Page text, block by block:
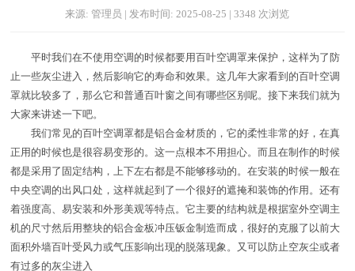
来源: 管理员 | 发布时间: 2025-08-25 | 3348 次浏览
平时我们在不使用空调的时候都要用百叶空调罩来保护，这样为了防
止一些灰尘进入，然后影响它的寿命和效果。这几年大家看到的百叶空调
罩就比较多了，那么它和普通百叶窗之间有哪些区别呢。接下来我们就为
大家来讲述一下吧。
我们常见的百叶空调罩都是铝合金材质的，它的柔性非常的好，在真
正用的时候也是很容易变形的。这一点根本不用担心。而且在制作的时候
都是采用了固定结构，上下左右都是不能够移动的。在安装的时候一般在
中央空调的出风口处，这样就起到了一个很好的遮掩和装饰的作用。还有
着强度高、易安装和外形美观等特点。它主要的结构就是根据室外空调主
机的尺寸然后用整块的铝合金板冲压钣金制造而成，很好的克服了以前大
面积外墙百叶受风力或气压影响出现的脱落现象。又可以防止空灰尘或者
有过多的灰尘进入